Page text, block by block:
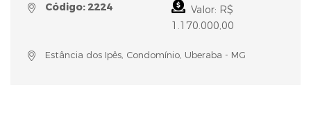
Código: 2224
Valor: R$
1.170.000,00
Estância dos Ipês, Condomínio, Uberaba - MG